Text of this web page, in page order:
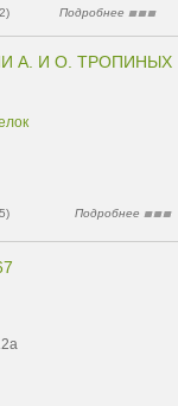
Подробнее
А. И О. ТРОПИНЫХ
Подробнее